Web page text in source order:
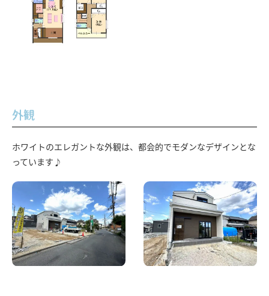
外観
ホワイトのエレガントな外観は、都会的でモダンなデザインとな
っています♪